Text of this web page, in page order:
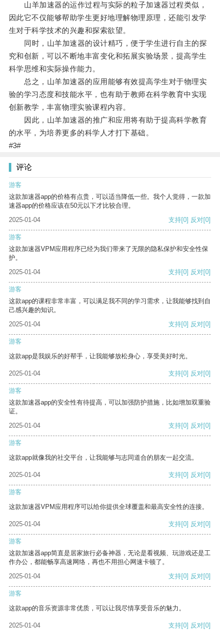
山羊加速器的运作过程与实际的粒子加速器过程类似，
因此它不仅能够帮助学生更好地理解物理原理，还能引发学
生对于科学技术的兴趣和探索欲望。
同时，山羊加速器的设计精巧，便于学生进行自主的探
究和创新，可以不断地丰富变化和拓展实验场景，提高学生
科学思维和实际操作能力。
总之，山羊加速器的应用能够有效提高学生对于物理实
验的学习态度和技能水平，也有助于教师在科学教育中实现
创新教学，丰富物理实验课程内容。
因此，山羊加速器的推广和应用将有助于提高科学教育
的水平，为培养更多的科学人才打下基础。
#3#
评论
游客
这款加速器app的价格有点贵，可以适当降低一些。我个人觉得，一款加
速器app的价格应该在50元以下才比较合理。
2025-01-04
支持[0] 反对[0]
游客
这款加速器VPM应用程序已经为我们带来了无限的隐私保护和安全性保
护。
2025-01-04
支持[0] 反对[0]
游客
这款app的课程非常丰富，可以满足我不同的学习需求，让我能够找到自
己感兴趣的知识。
2025-01-04
支持[0] 反对[0]
游客
这款app是我娱乐的好帮手，让我能够放松身心，享受美好时光。
2025-01-04 支持[0] 反对[0]
游客
这款加速器app的安全性有待提高，可以加强防护措施，比如增加双重验
证。
2025-01-04
支持[0] 反对[0]
游客
这款app就像我的社交平台，让我能够与志同道合的朋友一起交流。
2025-01-04 支持[0] 反对[0]
游客
这款加速器VPM应用程序可以给你提供全球覆盖和最高安全性的连接。
2025-01-04 支持[0] 反对[0]
游客
这款加速器app简直是居家旅行必备神器，无论是看视频、玩游戏还是工
作办公，都能畅享高速网络，再也不用担心网速卡顿了。
2025-01-04
支持[0] 反对[0]
游客
这款app的音乐资源非常优质，可以让我尽情享受音乐的魅力。
2025-01-04 支持[0] 反对[0]